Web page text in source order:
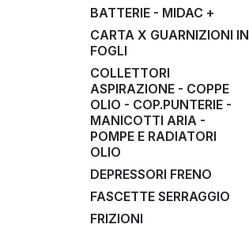
BATTERIE - MIDAC +
CARTA X GUARNIZIONI IN
FOGLI
COLLETTORI
ASPIRAZIONE - COPPE
OLIO - COP.PUNTERIE -
MANICOTTI ARIA -
POMPE E RADIATORI
OLIO
DEPRESSORI FRENO
FASCETTE SERRAGGIO
FRIZIONI